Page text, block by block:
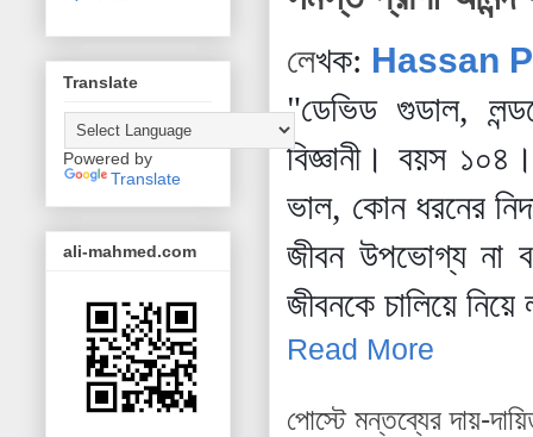
লেখক: Hassan
"ডেভিড গুডাল,
বিজ্ঞানী। বয়স
ভাল, কোন ধরনের
জীবন উপভোগ্য না
জীবনকে চালিয়ে
Read More
পোস্টে মন্তব্যের দায়-
Translate
Powered by
Translate
ali-mahmed.com